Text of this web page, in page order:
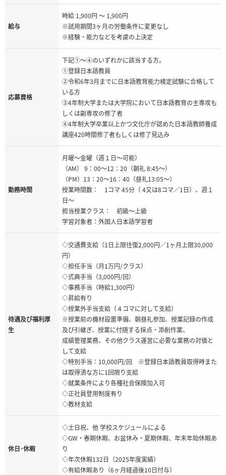
給与
時給 1,900円 ～ 1,900円
※試用期間3ヶ月の労働条件に変更なし
※経験・能力などを考慮の上決定
応募資格
下記①～④のいずれかに該当する方。
①登録日本語教員
②令和6年3月までに日本語教育能力検定試験に合格して
いる方
③4年制大学または大学院において日本語教育の主専攻も
しくは副専攻の修了者
④4年制大学卒業以上かつ文化庁が認めた日本語教師養成
講座420時間修了者もしくは修了見込み
勤務時間
月曜～金曜（週１日～可能）
（AM） 9：00～12：20（朝礼 8:45～）
（PM）13：20～16：40（昼礼13:05～）
授業時間数： 1コマ 45分（ 4又は8コマ／1日）、週１
日～
担当授業クラス： 初級～上級
学習対象者：外国人日本語学習者
待遇及び福利厚
生
◇交通費支給（1日上限往復2,000円／1ヶ月上限30,000
円）
◇担任手当（月1万円/クラス）
◇式典手当（3,000円/回）
◇事務手当（時給1,300円）
◇昇給有り
◇授業外手当支給（４コマに対して支給）
※授業前の機材設置準備、朝昼礼参加、授業記録の作成
及び引継ぎ、授業に付随する採点・添削作業、
成績管理業務、その他クラス運営に必要な業務の対価と
して支給
◇特別手当：10,000円/回 ※登録日本語教員取得時また
は取得済な方に1回限り支給
◇就業条件により各種社会保険加入可
◇正社員登用制度有り
◇教材支給
休日･休暇
◇土日祝、他 学校スケジュールによる
◇GW・春期休暇、お盆休み・夏期休暇、年末年始休暇あ
り
◇年次休暇132日（2025年度実績）
◇有給休暇あり（6ヶ月経過後10日付与）